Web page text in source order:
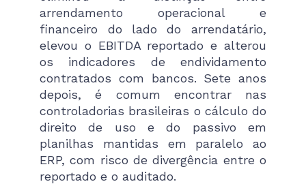
arrendamento operacional e
financeiro do lado do arrendatário,
elevou o EBITDA reportado e alterou
os indicadores de endividamento
contratados com bancos. Sete anos
depois, é comum encontrar nas
controladorias brasileiras o cálculo do
direito de uso e do passivo em
planilhas mantidas em paralelo ao
ERP, com risco de divergência entre o
reportado e o auditado.